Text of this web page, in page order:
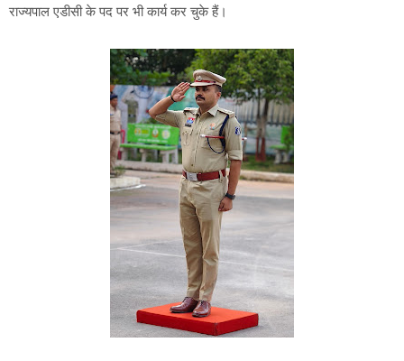
राज्यपाल एडीसी के पद पर भी कार्य कर चुके हैं।